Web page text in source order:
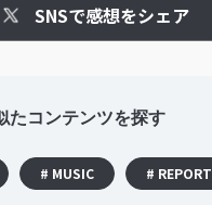
る SNSで感想をシェア
たコンテンツを探す
# MUSIC # REPORT